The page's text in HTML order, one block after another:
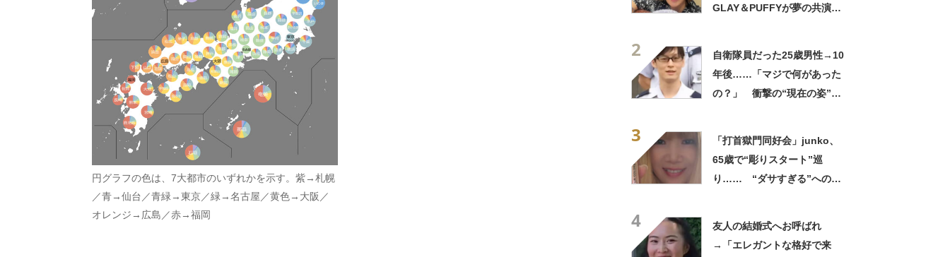
円グラフの色は、7大都市のいずれかを示す。紫→札幌
／青→仙台／青緑→東京／緑→名古屋／黄色→大阪／
オレンジ→広島／赤→福岡
GLAY＆PUFFYが夢の共演
2
自衛隊員だった25歳男性→10
年後……「マジで何があった
の？」 衝撃の“現在の姿”が
3
「打首獄門同好会」junko、
65歳で“彫りスタート”巡
り…… “ダサすぎる”への持
4
友人の結婚式へお呼ばれ
→「エレガントな格好で来